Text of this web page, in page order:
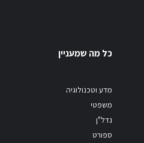
כל מה שמעניין
מדע וטכנולוגיה
משפטי
נדל"ן
ספורט